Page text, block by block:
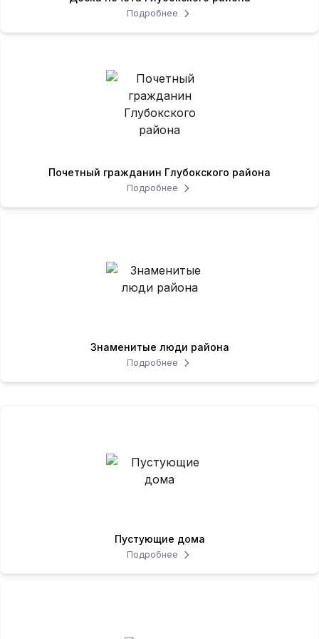
Подробнее
Почетный гражданин Глубокского района
Подробнее
Знаменитые люди района
Подробнее
Пустующие дома
Подробнее